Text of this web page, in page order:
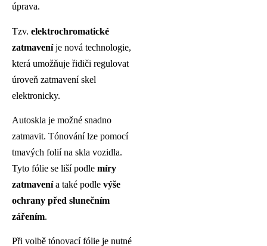
úprava.
Tzv. elektrochromatické
zatmaveníje nová technologie,
která umožňuje řidiči regulovat
úroveň zatmavení skel
elektronicky.
Autoskla je možné snadno
zatmavit. Tónování lze pomocí
tmavých folií na skla vozidla.
Tyto fólie se liší podle míry
zatmavenía také podle výše
ochrany před slunečním
zářením.
Při volbě tónovací fólie je nutné